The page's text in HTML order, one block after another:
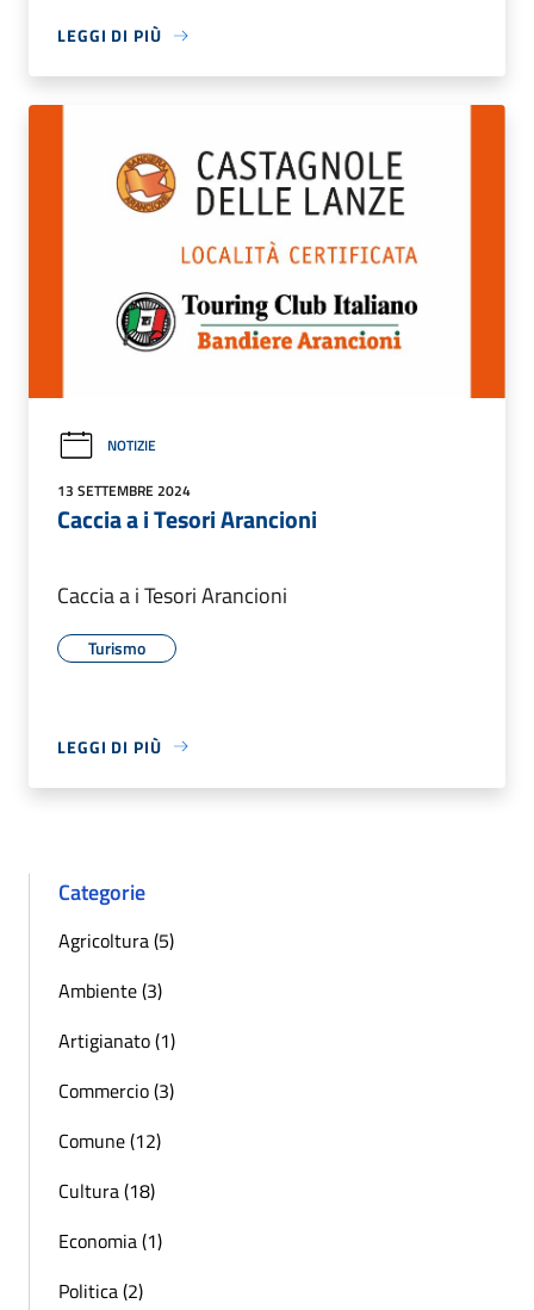
LEGGI DI PIÙ
NOTIZIE
13 SETTEMBRE 2024
Caccia a i Tesori Arancioni
Caccia a i Tesori Arancioni
Turismo
LEGGI DI PIÙ
Categorie
Agricoltura (5)
Ambiente (3)
Artigianato (1)
Commercio (3)
Comune (12)
Cultura (18)
Economia (1)
Politica (2)